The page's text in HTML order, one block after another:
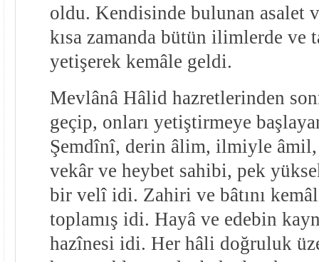
oldu. Kendisinde bulunan asalet
kısa zamanda bütün ilimlerde ve
yetişerek kemâle geldi.
Mevlânâ Hâlid hazretlerinden
geçip, onları yetiştirmeye
Şemdînî, derin âlim, ilmiyle âmil,
vekâr ve heybet sahibi, pek
bir velî idi. Zahiri ve bâtını
toplamış idi. Hayâ ve edebin
hazînesi idi. Her hâli doğruluk